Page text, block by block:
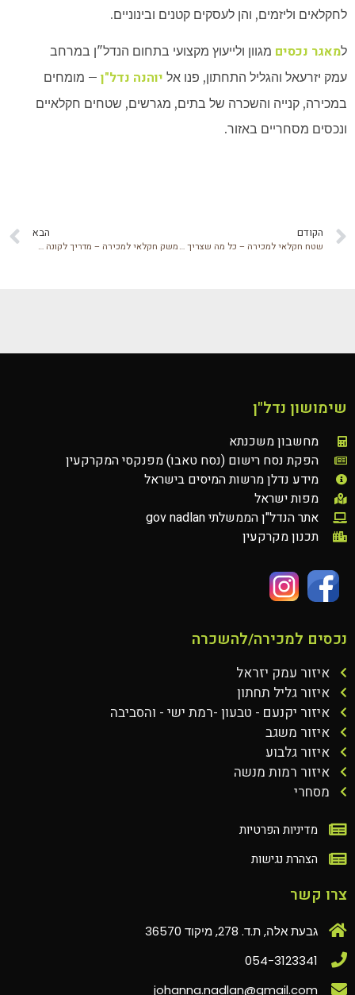
לחקלאים וליזמים, והן לעסקים קטנים ובינוניים.
למאגר נכסים מגוון ולייעוץ מקצועי בתחום הנדל"ן במרחב
עמק יזרעאל והגליל התחתון, פנו אל יוהנה נדל"ן – מומחים
במכירה, קנייה והשכרה של בתים, מגרשים, שטחים חקלאיים
ונכסים מסחריים באזור.
הקודם
שטח חקלאי למכירה – כל מה שצריך לדעת על רכישת שטח חקלאי
הבא
משק חקלאי למכירה – מדריך לקונה המתחיל
שימושון נדל"ן
מחשבון משכנתא
הפקת נסח רישום (נסח טאבו) מפנקסי המקרקעין
מידע נדלן מרשות המיסים בישראל
מפות ישראל
אתר הנדל"ן הממשלתי gov nadlan
תכנון מקרקעין
נכסים למכירה/להשכרה
איזור עמק יזראל
איזור גליל תחתון
איזור יקנעם - טבעון -רמת ישי - והסביבה
איזור משגב
איזור גלבוע
איזור רמות מנשה
מסחרי
מדיניות הפרטיות
הצהרת נגישות
צרו קשר
גבעת אלה, ת.ד. 278, מיקוד 36570
054-3123341
johanna.nadlan@gmail.com‏